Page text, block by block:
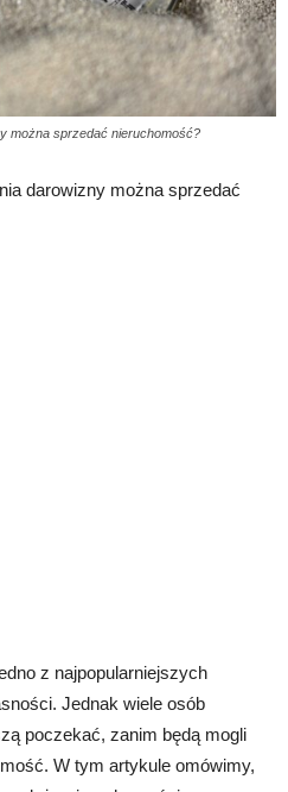
można sprzedać nieruchomość?
darowizny można sprzedać
z najpopularniejszych
Jednak wiele osób
poczekać, zanim będą mogli
W tym artykule omówimy,